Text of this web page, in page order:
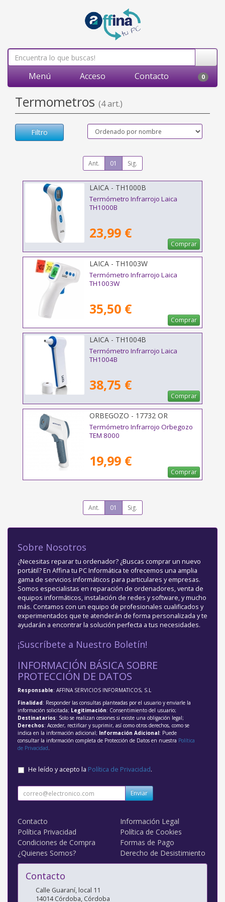
Menú Acceso Contacto 0
Termometros (4 art.)
Filtro
Ant. 01 Sig.
LAICA - TH1000B
Termómetro Infrarrojo Laica
TH1000B
23,99 €
Comprar
LAICA - TH1003W
Termómetro Infrarrojo Laica
TH1003W
35,50 €
Comprar
LAICA - TH1004B
Termómetro Infrarrojo Laica
TH1004B
38,75 €
Comprar
ORBEGOZO - 17732 OR
Termómetro Infrarrojo Orbegozo
TEM 8000
19,99 €
Comprar
Ant. 01 Sig.
Sobre Nosotros
¿Necesitas reparar tu ordenador? ¿Buscas comprar un nuevo
portátil? En Affina tu PC Informática te ofrecemos una amplia
gama de servicios informáticos para particulares y empresas.
Somos especialistas en reparación de ordenadores, venta de
equipos informáticos, instalación de redes y software, y mucho
más. Contamos con un equipo de profesionales cualificados y
experimentados que te atenderán de forma personalizada y te
ayudarán a encontrar la solución perfecta a tus necesidades.
¡Suscríbete a Nuestro Boletín!
INFORMACIÓN BÁSICA SOBRE
PROTECCIÓN DE DATOS
Responsable: AFFINA SERVICIOS INFORMATICOS, S.L
Finalidad: Responder las consultas planteadas por el usuario y enviarle la
información solicitada; Legitimación: Consentimiento del usuario;
Destinatarios: Solo se realizan cesiones si existe una obligación legal;
Derechos: Acceder, rectificar y suprimir, así como otros derechos, como se
indica en la información adicional; Información Adicional: Puede
consultar la información completa de Protección de Datos en nuestra Política
de Privacidad.
He leído y acepto la Política de Privacidad.
Enviar
Contacto
Información Legal
Política Privacidad
Política de Cookies
Condiciones de Compra
Formas de Pago
¿Quienes Somos?
Derecho de Desistimiento
Contacto
Calle Guaraní, local 11
14014 Córdoba, Córdoba